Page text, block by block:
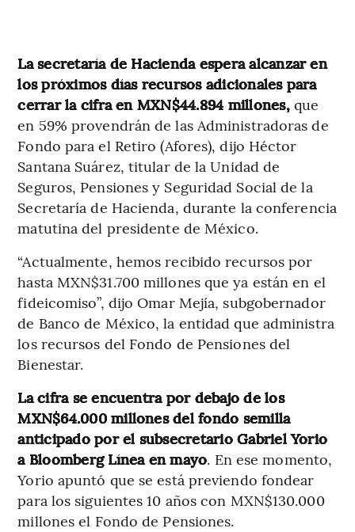
La secretaría de Hacienda espera alcanzar en
los próximos días recursos adicionales para
cerrar la cifra en MXN$44.894 millones,que
en 59% provendrán de las Administradoras de
Fondo para el Retiro (Afores), dijo Héctor
Santana Suárez, titular de la Unidad de
Seguros, Pensiones y Seguridad Social de la
Secretaría de Hacienda, durante la conferencia
matutina del presidente de México.
“Actualmente, hemos recibido recursos por
hasta MXN$31.700 millones que ya están en el
fideicomiso”, dijo Omar Mejía, subgobernador
de Banco de México, la entidad que administra
los recursos del Fondo de Pensiones del
Bienestar.
La cifra se encuentra por debajo de los
MXN$64.000 millones del fondo semilla
anticipado por el subsecretario Gabriel Yorio
a Bloomberg Línea en mayo. En ese momento,
Yorio apuntó que se está previendo fondear
para los siguientes 10 años con MXN$130.000
millones el Fondo de Pensiones.